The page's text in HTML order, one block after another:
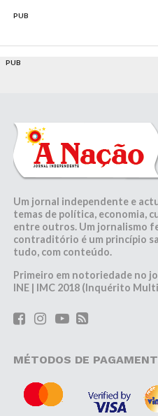
PUB
PUB
Um jornal independente e
temas de política, economia,
entre outros. Um jornalismo
contraditório é um princípio
tudo, com conteúdo.
Primeiro em notoriedade no
INE | IMC 2018 (Inquérito
MÉTODOS DE